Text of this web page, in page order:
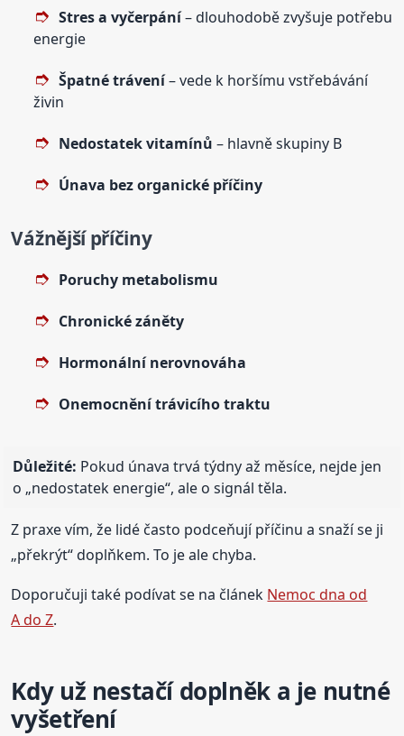
Stres a vyčerpání– dlouhodobě zvyšuje potřebu
energie
Špatné trávení– vede k horšímu vstřebávání
živin
Nedostatek vitamínů – hlavně skupiny B
Únava bez organické příčiny
Vážnější příčiny
Poruchy metabolismu
Chronické záněty
Hormonální nerovnováha
Onemocnění trávicího traktu
Důležité: Pokud únava trvá týdny až měsíce, nejde jen
o „nedostatek energie“, ale o signál těla.
Z praxe vím, že lidé často podceňují příčinu a snaží se ji
„překrýt“ doplňkem. To je ale chyba.
Doporučuji také podívat se na článek Nemoc dna od
A do Z.
Kdy už nestačí doplněk a je nutné
vyšetření